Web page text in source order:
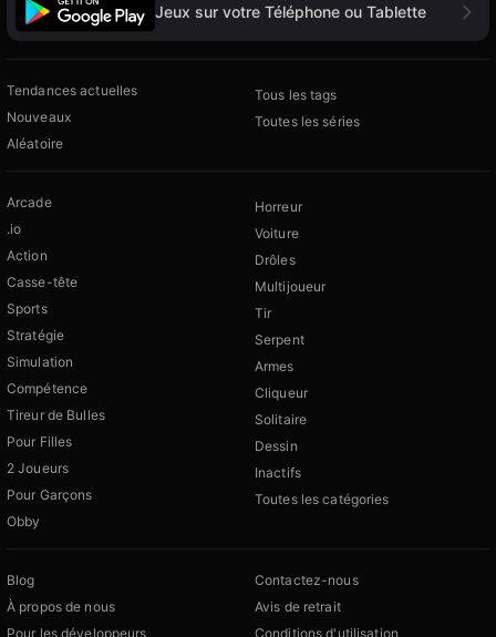
Jeux sur votre Téléphone ou Tablette
Tendances actuelles
Nouveaux
Aléatoire
Tous les tags
Toutes les séries
Arcade
.io
Action
Casse-tête
Sports
Stratégie
Simulation
Compétence
Tireur de Bulles
Pour Filles
2 Joueurs
Pour Garçons
Obby
Horreur
Voiture
Drôles
Multijoueur
Tir
Serpent
Armes
Cliqueur
Solitaire
Dessin
Inactifs
Toutes les catégories
Blog
À propos de nous
Pour les développeurs
Contactez-nous
Avis de retrait
Conditions d'utilisation